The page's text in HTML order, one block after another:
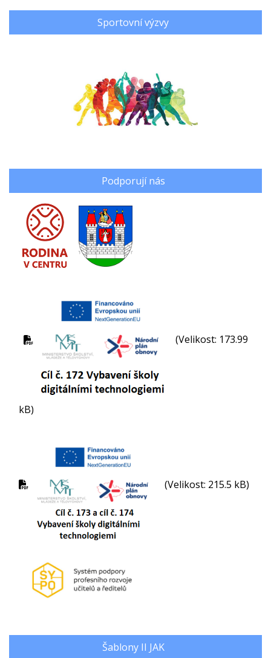
Sportovní výzvy
Podporují nás
(Velikost: 173.99
kB)
(Velikost: 215.5 kB)
Šablony II JAK